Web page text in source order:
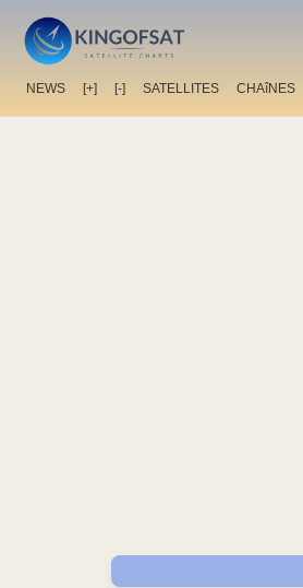
NEWS [+] [-] SATELLITES CHAîNES